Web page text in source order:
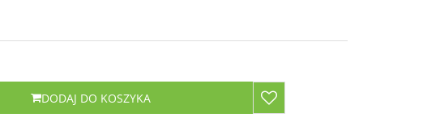
DODAJ DO KOSZYKA